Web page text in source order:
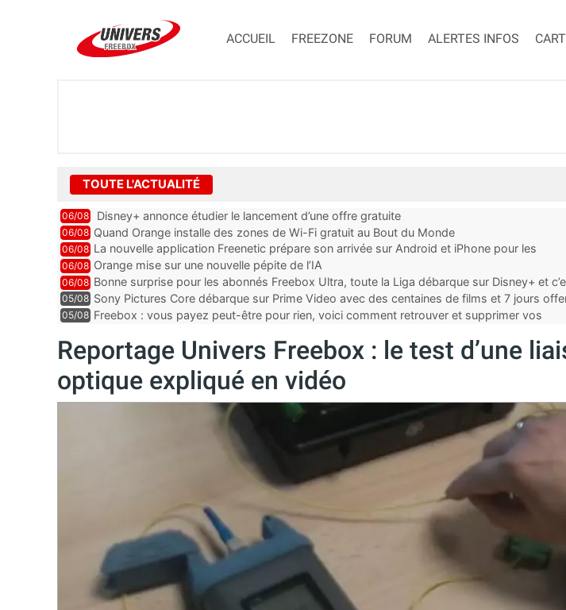
ACCUEIL FREEZONE FORUM ALERTES INFOS
TOUTE L'ACTUALITÉ
06/08 Disney+ annonce étudier le lancement d’une offre gratuite
06/08 Quand Orange installe des zones de Wi-Fi gratuit au Bout du Monde
06/08 La nouvelle application Freenetic prépare son arrivée sur Android et iPhone pour les
abonnés Freebox, testez la
06/08 Orange mise sur une nouvelle pépite de l’IA
06/08 Bonne surprise pour les abonnés Freebox Ultra, toute la Liga débarque sur Disney+ et
inclus
05/08 Sony Pictures Core débarque sur Prime Video avec des centaines de films et 7 jours
05/08 Freebox : vous payez peut-être pour rien, voici comment retrouver et supprimer vos
Reportage Univers Freebox : le test d’une
optique expliqué en vidéo